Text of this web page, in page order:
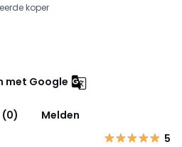
koper
met Google
Melden
5